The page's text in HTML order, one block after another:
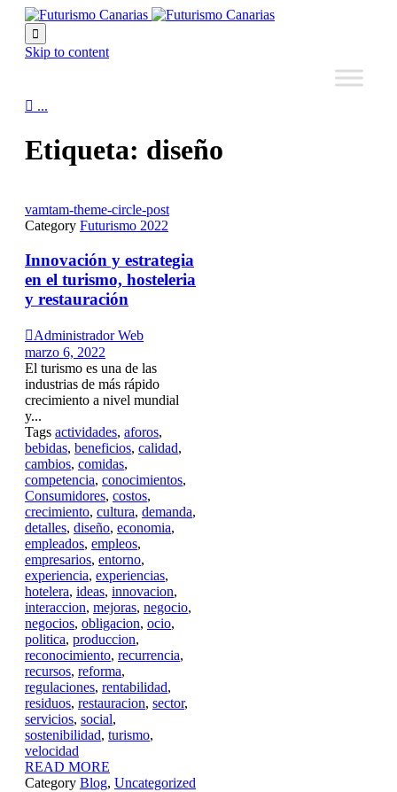

Skip to content
 ...
Etiqueta: diseño
vamtam-theme-circle-post
Category Futurismo 2022
Innovación y estrategia
en el turismo, hosteleria
y restauración
Administrador Web
marzo 6, 2022
El turismo es una de las
industrias de más rápido
crecimiento a nivel mundial
y...
Tags actividades, aforos,
bebidas, beneficios, calidad,
cambios, comidas,
competencia, conocimientos,
Consumidores, costos,
crecimiento, cultura, demanda,
detalles, diseño, economia,
empleados, empleos,
empresarios, entorno,
experiencia, experiencias,
hotelera, ideas, innovacion,
interaccion, mejoras, negocio,
negocios, obligacion, ocio,
politica, produccion,
reconocimiento, recurrencia,
recursos, reforma,
regulaciones, rentabilidad,
residuos, restauracion, sector,
servicios, social,
sostenibilidad, turismo,
velocidad
READ MORE
Category Blog, Uncategorized